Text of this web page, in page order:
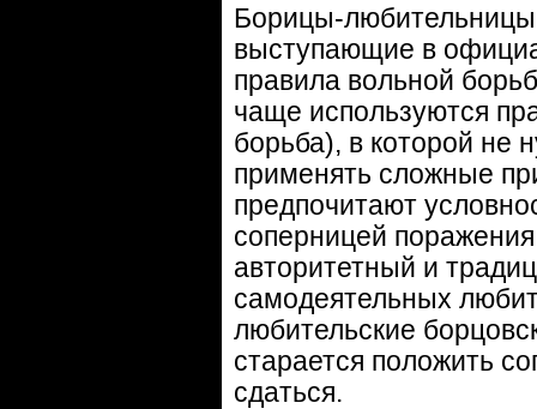
Борицы-
выступающие в
правила вольной
чаще используются
борьба), в которой не
применять сложные
предпочитают
соперницей
авторитетный и
самодеятельных
любительские
старается положить
сдаться.